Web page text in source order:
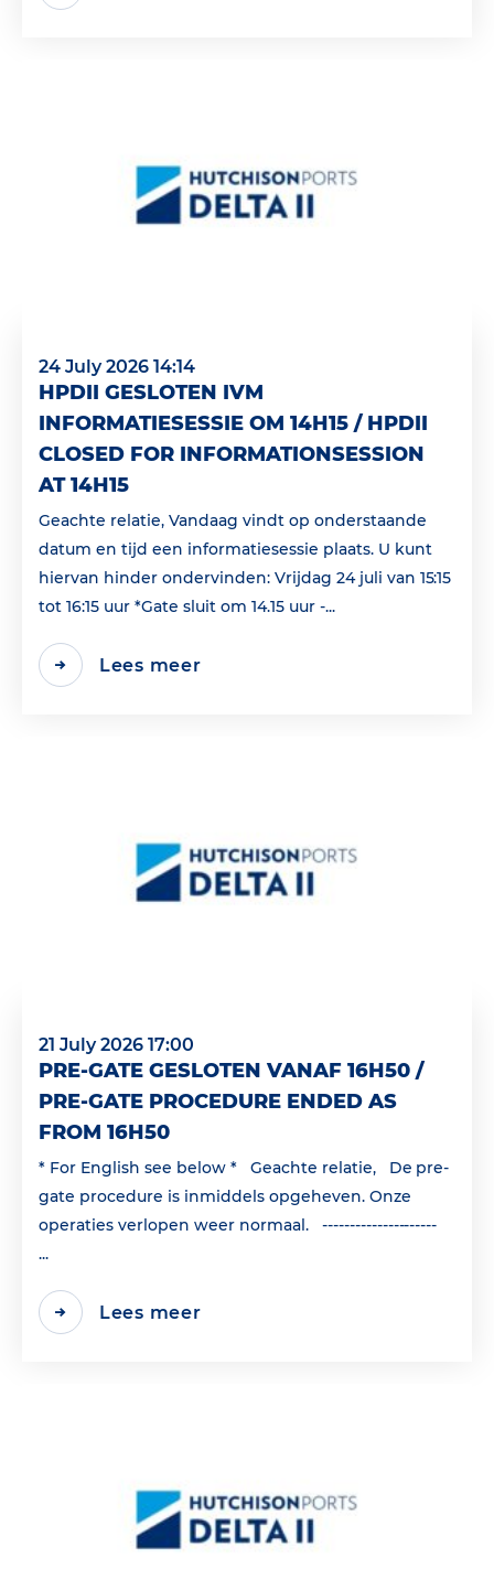
24 July 2026 14:14
HPDII GESLOTEN IVM
INFORMATIESESSIE OM 14H15 / HPDII
CLOSED FOR INFORMATIONSESSION
AT 14H15
Geachte relatie, Vandaag vindt op onderstaande
datum en tijd een informatiesessie plaats. U kunt
hiervan hinder ondervinden: Vrijdag 24 juli van 15:15
tot 16:15 uur *Gate sluit om 14.15 uur -...
Lees meer
21 July 2026 17:00
PRE-GATE GESLOTEN VANAF 16H50 /
PRE-GATE PROCEDURE ENDED AS
FROM 16H50
* For English see below * Geachte relatie, De pre-
gate procedure is inmiddels opgeheven. Onze
operaties verlopen weer normaal. ---------------------
...
Lees meer